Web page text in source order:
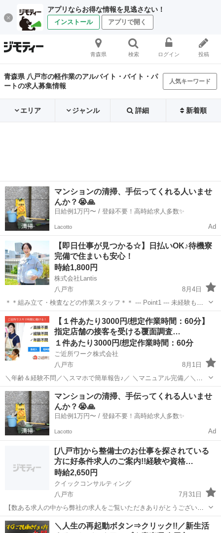
アプリならお得な情報を見逃さない！
インストール アプリで開く
青森県 検索 ログイン 投稿
青森県 八戸市の軽作業のアルバイト・バイト・パ
ートの求人募集情報
人気キーワード
エリア ジャンル 詳細 新着順
マンションの清掃、手伝ってくれる人いませ
んか？😭🙏
日給例1万円〜 / 登録不要！高時給求人多数✨
Lacotto Ad
【即日仕事が見つかる☆】日払いOK♪待機寮
完備で住まいも安心！
時給1,800円
株式会社Lantis
八戸市
8月4日
＊＊組み立て・検査などの作業スタッフ＊＊ --- Point1 --- 未経験も就
業OK！ 工場未経験でもご安心ください！！ 先輩スタッフがイチから
丁寧にサポート！ 未経験からスタートした方も多数活躍しています
☆...
青森 八戸市 工場 スタッフ
【１件あたり3000円/想定作業時間：60分】
指定店舗の接客を受ける覆面調査…
１件あたり3000円/想定作業時間：60分
ご近所ワーク株式会社
八戸市
8月1日
＼年齢＆経験不問／＼スマホで簡単報告♪／ ＼マニュアル完備／＼ス
キマ時間のお小遣い稼ぎにぴったり／ ※業務委託なので履歴書不要で
す。 指定店舗の接客を受ける覆面調査のお仕事のお仕事です♪ 指定店
舗へ訪問する覆面調査・報告...
青森 八戸市 1件
マンションの清掃、手伝ってくれる人いませ
んか？😭🙏
日給例1万円〜 / 登録不要！高時給求人多数✨
Lacotto Ad
[八戸市]から整備士のお仕事を探されている
方に好条件求人のご案内!!経験や資格…
時給2,650円
クイックコンサルティング
八戸市
7月31日
【数ある求人の中から弊社の求人をご覧いただきありがとうございま
す!!】 全国に様々な求人を5万件以上取り扱っておりご希望条件やご状
況に応じてマッチしそうな求人をご案内いたします!! 応募前に相談だ
青森 八戸市 工場 スタッフ
＼人生の再起動ボタン⇒クリック!!／新生活